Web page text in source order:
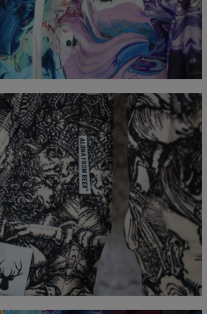
XS S M L XXL XXXL
65 67 69 71 73 75
77
48 51 54 57 60 63
66
61 62 63 64 65 66 67